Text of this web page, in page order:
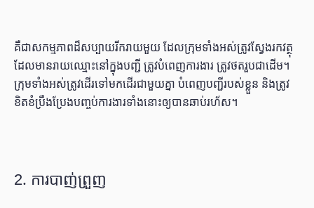
គឺជាសកម្មភាពដ៏សប្បាយរីករាយមួយ ដែលក្រុមទាំងអស់ត្រូវស្វែងរកវត្ថុ
ដែលមានរាយឈ្មោះនៅក្នុងបញ្ជី ត្រូវបំពេញការងារ ត្រូវថតរួបជាដើម។
ក្រុមទាំងអស់ត្រូវដើរទៅមកដើរជាមួយគ្នា បំពេញបញ្ជីរបស់ខ្លួន និងត្រូវ
ខិតខំប្រឹងប្រែងបញ្ចប់ការងារទាំងនោះឲ្យបានឆាប់រហ័ស។
2. ការបាញ់ព្រួញ